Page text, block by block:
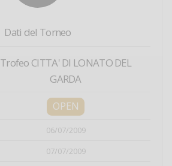
Dati del Torneo
Trofeo CITTA' DI LONATO DEL
GARDA
OPEN
06/07/2009
07/07/2009